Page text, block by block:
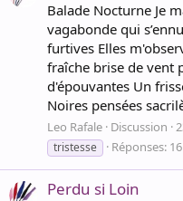
Balade Nocturne Je
vagabonde qui
furtives Elles
fraîche brise de vent
d'épouvantes Un
Noires pensées
Leo Rafale Discussion
tristesse
Réponses: 16
Perdu si Loin